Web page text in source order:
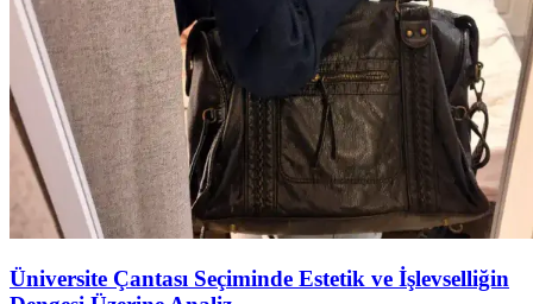
Üniversite Çantası Seçiminde Estetik ve İşlevselliğin